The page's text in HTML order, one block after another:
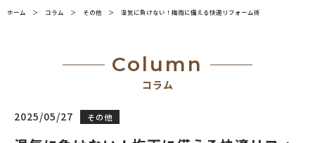
ホーム ＞ コラム ＞ その他 ＞ 湿気に負けない！梅雨に備える快適リフォーム術
Column
コラム
2025/05/27 その他